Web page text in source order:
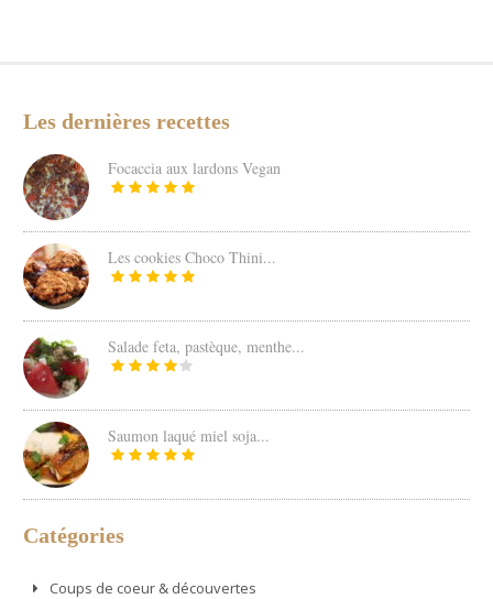
Les dernières recettes
Focaccia aux lardons Vegan
Les cookies Choco Thini...
Salade feta, pastèque, menthe...
Saumon laqué miel soja...
Catégories
Coups de coeur & découvertes